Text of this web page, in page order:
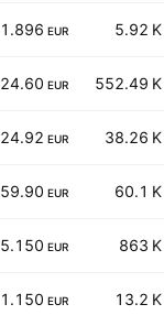
1.896 EUR 5.92 K
24.60 EUR 552.49 K
24.92 EUR 38.26 K
59.90 EUR 60.1 K
5.150 EUR 863 K
1.150 EUR 13.2 K